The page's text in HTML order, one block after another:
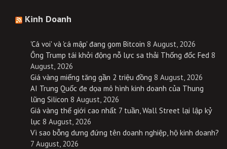
Kinh Doanh
'Cá voi' và 'cá mập' đang gom Bitcoin 8 August, 2026
Ông Trump tái khởi động nỗ lực sa thải Thống đốc Fed 8
August, 2026
Giá vàng miếng tăng gần 2 triệu đồng 8 August, 2026
AI Trung Quốc đe dọa mô hình kinh doanh của Thung
lũng Silicon 8 August, 2026
Giá vàng thế giới cao nhất 7 tuần, Wall Street lại lập kỷ
lục 8 August, 2026
Vì sao bỗng dưng đứng tên doanh nghiệp, hộ kinh doanh?
7 August, 2026